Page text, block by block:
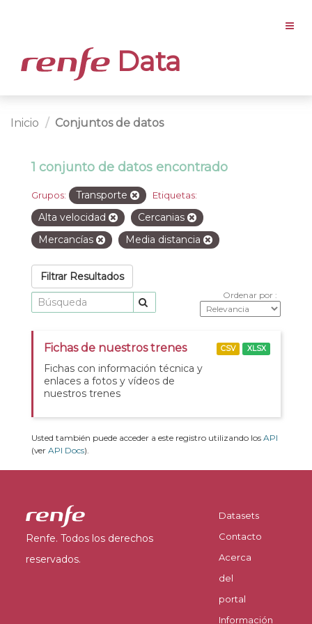
Data
Inicio Conjuntos de datos
1 conjunto de datos encontrado
Grupos: Transporte Etiquetas:
Alta velocidad
Cercanias
Mercancías
Media distancia
Filtrar Resultados
Ordenar por
Fichas de nuestros trenes
Fichas con información técnica y
enlaces a fotos y vídeos de
nuestros trenes
CSV XLSX
Usted también puede acceder a este registro utilizando los API
(ver API Docs).
Renfe. Todos los derechos
reservados.
Datasets
Contacto
Acerca
del
portal
Información